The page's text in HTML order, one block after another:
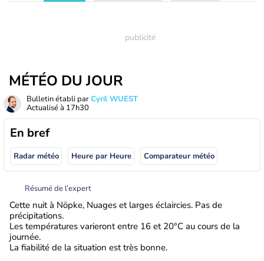
MÉTÉO DU JOUR
Bulletin établi parCyril WUEST
Actualisé à 17h30
En bref
Radar météo Heure par Heure Comparateur météo
Résumé de l’expert
Cette nuit à Nöpke, Nuages et larges éclaircies. Pas de
précipitations.
Les températures varieront entre 16 et 20°C au cours de la
journée.
La fiabilité de la situation est très bonne.